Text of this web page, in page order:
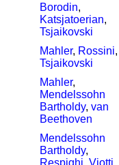
Borodin,
Katsjatoerian,
Tsjaikovski
Mahler, Rossini,
Tsjaikovski
Mahler,
Mendelssohn
Bartholdy, van
Beethoven
Mendelssohn
Bartholdy,
Respighi Viotti